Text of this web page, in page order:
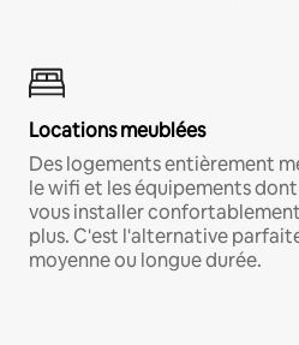
Locations meublées
Des logements entièrement
le wifi et les équipements
vous installer
plus. C'est l'alternative
moyenne ou longue durée.